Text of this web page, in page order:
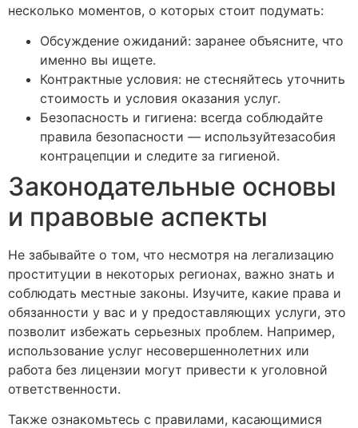
несколько моментов, о которых стоит подумать:
Обсуждение ожиданий: заранее объясните, что
именно вы ищете.
Контрактные условия: не стесняйтесь уточнить
стоимость и условия оказания услуг.
Безопасность и гигиена: всегда соблюдайте
правила безопасности — используйтезасобия
контрацепции и следите за гигиеной.
Законодательные основы
и правовые аспекты
Не забывайте о том, что несмотря на легализацию
проституции в некоторых регионах, важно знать и
соблюдать местные законы. Изучите, какие права и
обязанности у вас и у предоставляющих услуги, это
позволит избежать серьезных проблем. Например,
использование услуг несовершеннолетних или
работа без лицензии могут привести к уголовной
ответственности.
Также ознакомьтесь с правилами, касающимися